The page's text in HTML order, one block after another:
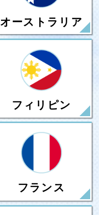
オーストラリア
フィリピン
フランス